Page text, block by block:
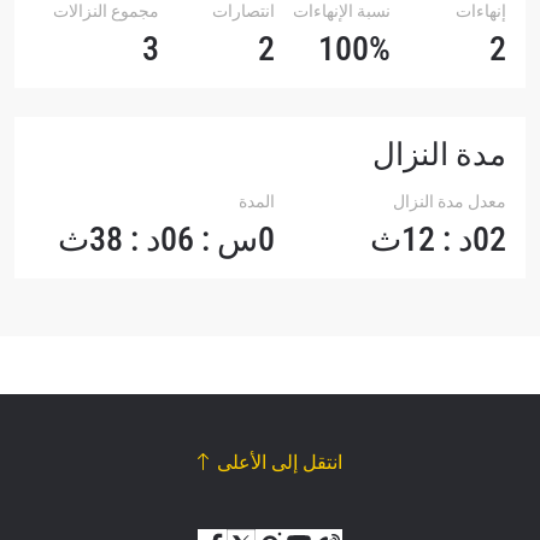
إنهاءات
2
نسبة الإنهاءات
100%
انتصارات
2
مجموع النزالات
3
مدة النزال
معدل مدة النزال
02د : 12ث
المدة
0س : 06د : 38ث
انتقل إلى الأعلى